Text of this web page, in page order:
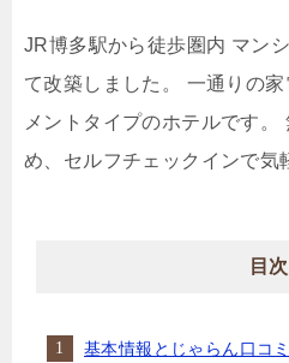
JR博多駅から徒歩圏内 マン
て改築しました。 一通りの
メントタイプのホテルです。
め、セルフチェックインで気
目次
基本情報とじゃらん口コ